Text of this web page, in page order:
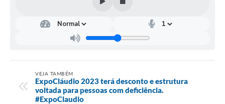
VEJA TAMBÉM
ExpoCláudio 2023 terá desconto e estrutura
voltada para pessoas com deficiência.
#ExpoClaudio